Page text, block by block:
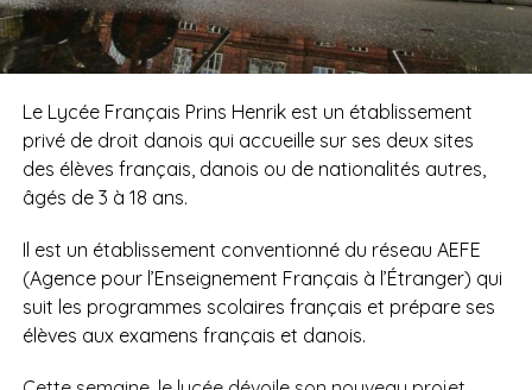
Le Lycée Français Prins Henrik est un établissement
privé de droit danois qui accueille sur ses deux sites
des élèves français, danois ou de nationalités autres,
âgés de 3 à 18 ans.
Il est un établissement conventionné du réseau AEFE
(Agence pour l’Enseignement Français à l’Étranger) qui
suit les programmes scolaires français et prépare ses
élèves aux examens français et danois.